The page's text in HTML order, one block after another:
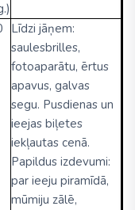
Līdzi jāņem:
saulesbrilles,
fotoaparātu, ērtus
apavus, galvas
segu. Pusdienas un
ieejas biļetes
iekļautas cenā.
Papildus izdevumi:
par ieeju piramīdā,
mūmiju zālē,